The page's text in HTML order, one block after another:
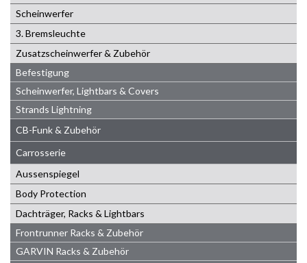
Scheinwerfer
3. Bremsleuchte
Zusatzscheinwerfer & Zubehör
Befestigung
Scheinwerfer, Lightbars & Covers
Strands Lightning
CB-Funk & Zubehör
Carrosserie
Aussenspiegel
Body Protection
Dachträger, Racks & Lightbars
Frontrunner Racks & Zubehör
GARVIN Racks & Zubehör